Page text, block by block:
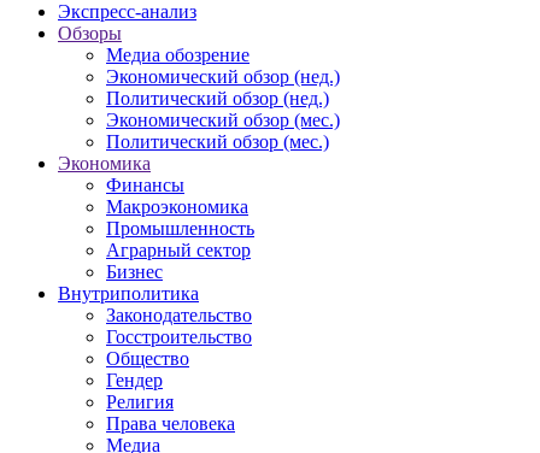
Экспресс-анализ
Обзоры
Медиа обозрение
Экономический обзор (нед.)
Политический обзор (нед.)
Экономический обзор (мес.)
Политический обзор (мес.)
Экономика
Финансы
Макроэкономика
Промышленность
Аграрный сектор
Бизнес
Внутриполитика
Законодательство
Госстроительство
Общество
Гендер
Религия
Права человека
Медиа